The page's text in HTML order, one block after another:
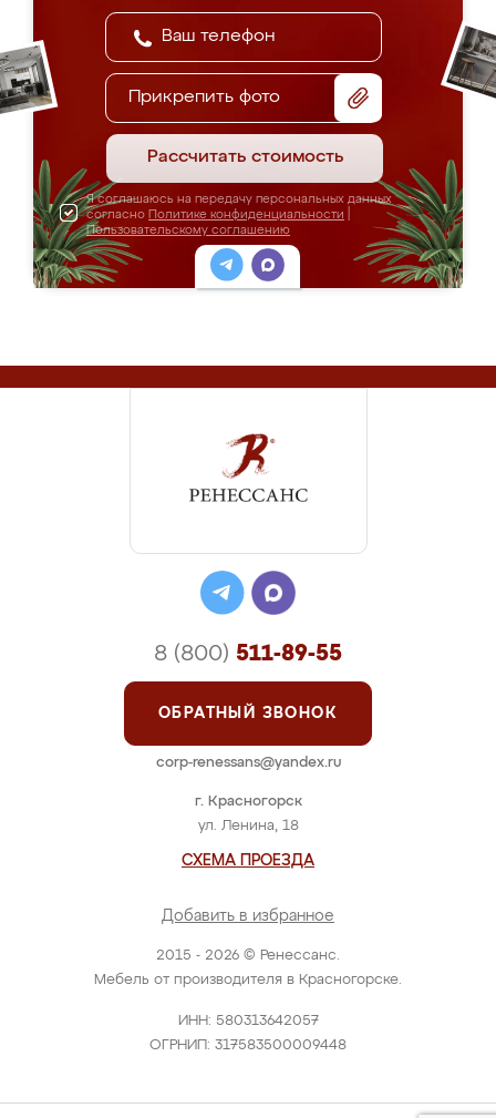
Прикрепить фото
Рассчитать стоимость
Я соглашаюсь на передачу персональных данных
согласно Политике конфиденциальности
Пользовательскому соглашению
2015 - 2026 © Ренессанс.
Мебель от производителя в Красногорске.
ИНН: 580313642057
ОГРНИП: 317583500009448
г. Красногорск
ул. Ленина, 18
СХЕМА ПРОЕЗДА
Добавить в избранное
8 (800) 511-89-55
ОБРАТНЫЙ ЗВОНОК
corp-renessans@yandex.ru